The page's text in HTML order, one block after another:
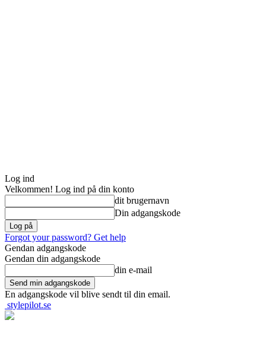
Log ind
Velkommen! Log ind på din konto
dit brugernavn
Din adgangskode
Forgot your password? Get help
Gendan adgangskode
Gendan din adgangskode
din e-mail
En adgangskode vil blive sendt til din email.
stylepilot.se